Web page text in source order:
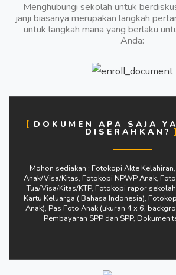
Menghubungi sekolah untuk
janji biasanya merupakan langkah
untuk langkah mana yang berlaku
Anda:
DOKUMEN APA SAJA
DISERAHKAN?
Mohon sediakan : Fotokopi Akte
Anak/Visa/Kitas, Fotokopi NPWP Anak,
Tua/Visa/Kitas/KTP, Fotokopi rapor
Kartu Keluarga ( Bahasa Indonesia),
Anak), Pas Foto Anak (ukuran 4 x 6,
Pembayaran SPP dan SPP, Dokumen